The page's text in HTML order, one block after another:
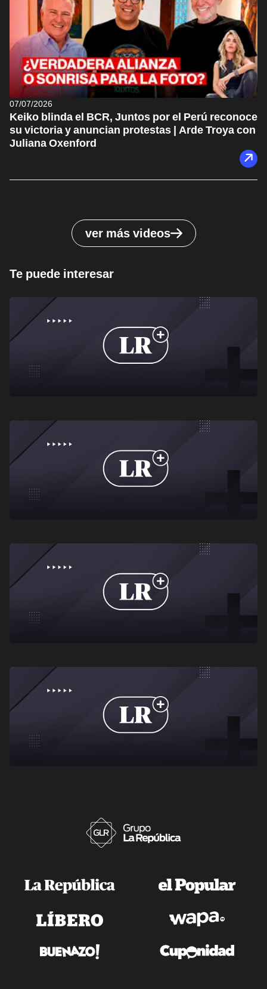
07/07/2026
Keiko blinda el BCR, Juntos por el Perú reconoce
su victoria y anuncian protestas | Arde Troya con
Juliana Oxenford
ver más videos
Te puede interesar